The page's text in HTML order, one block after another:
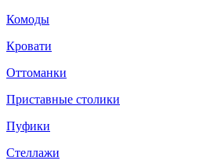
Комоды
Кровати
Оттоманки
Приставные столики
Пуфики
Стеллажи